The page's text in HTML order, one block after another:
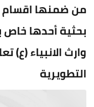
من ضمنها اقسام
بحثية أحدها خاص
وارث الانبياء
التطويرية